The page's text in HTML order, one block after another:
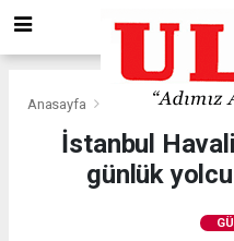
Anasayfa Gündem
İstanbul
günlük